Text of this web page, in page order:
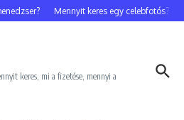
Mennyit keres egy celebfotós?
keres, mi a fizetése, mennyi a